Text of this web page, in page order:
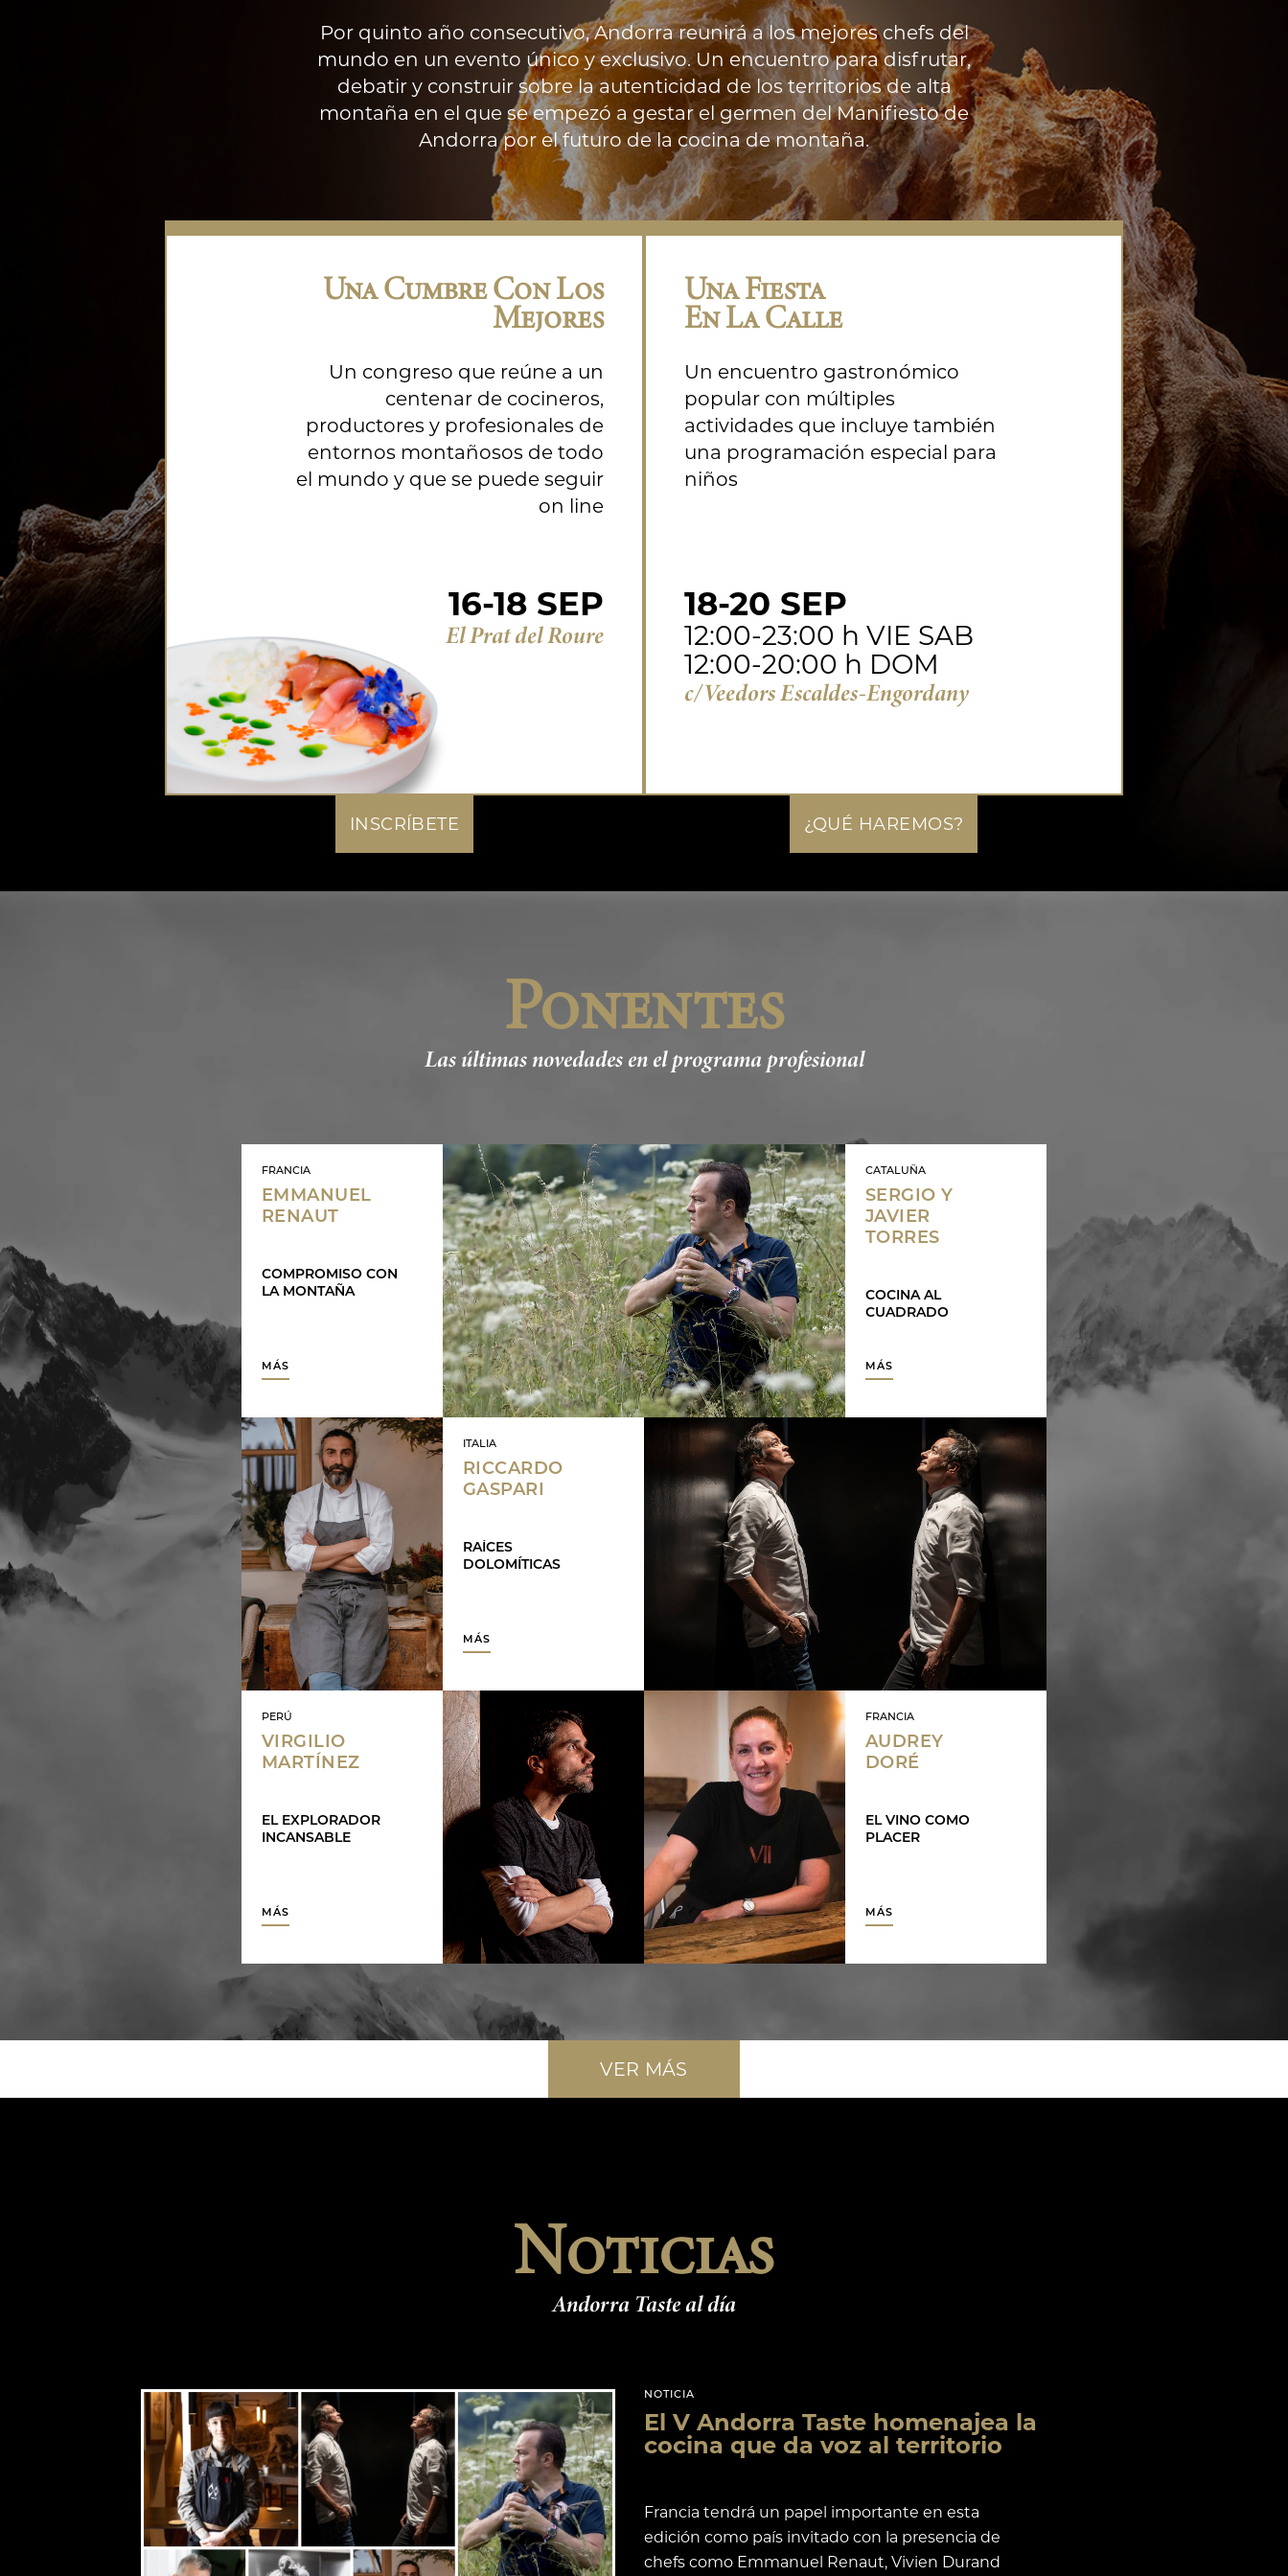
y populares
Por quinto año consecutivo, Andorra reunirá a los mejores chefs del
mundo en un evento único y exclusivo. Un encuentro para disfrutar,
debatir y construir sobre la autenticidad de los territorios de alta
montaña en el que se empezó a gestar el germen del Manifiesto de
Andorra por el futuro de la cocina de montaña.
Una Cumbre Con Los
Mejores
Un congreso que reúne a un
centenar de cocineros,
productores y profesionales de
entornos montañosos de todo
el mundo y que se puede seguir
on line
16-18 SEP
El Prat del Roure
INSCRÍBETE
Una Fiesta
En La Calle
Un encuentro gastronómico
popular con múltiples
actividades que incluye también
una programación especial para
niños
18-20 SEP
12:00-23:00 h VIE SAB
12:00-20:00 h DOM
c/Veedors Escaldes-Engordany
¿QUÉ HAREMOS?
Ponentes
Las últimas novedades en el programa profesional
FRANCIA
EMMANUEL
RENAUT
COMPROMISO CON
LA MONTAÑA
MÁS
CATALUÑA
SERGIO Y
JAVIER
TORRES
COCINA AL
CUADRADO
MÁS
ITALIA
RICCARDO
GASPARI
RAÍCES
DOLOMÍTICAS
MÁS
PERÚ
VIRGILIO
MARTÍNEZ
EL EXPLORADOR
INCANSABLE
MÁS
FRANCIA
AUDREY
DORÉ
EL VINO COMO
PLACER
MÁS
VER MÁS
Noticias
Andorra Taste al día
NOTICIA
El V Andorra Taste homenajea la
cocina que da voz al territorio
Francia tendrá un papel importante en esta
edición como país invitado con la presencia de
chefs como Emmanuel Renaut, Vivien Durand